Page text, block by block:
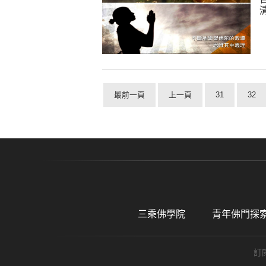
最前一頁 上一頁 31 32
三乘佛學院 青年佛門探
訂